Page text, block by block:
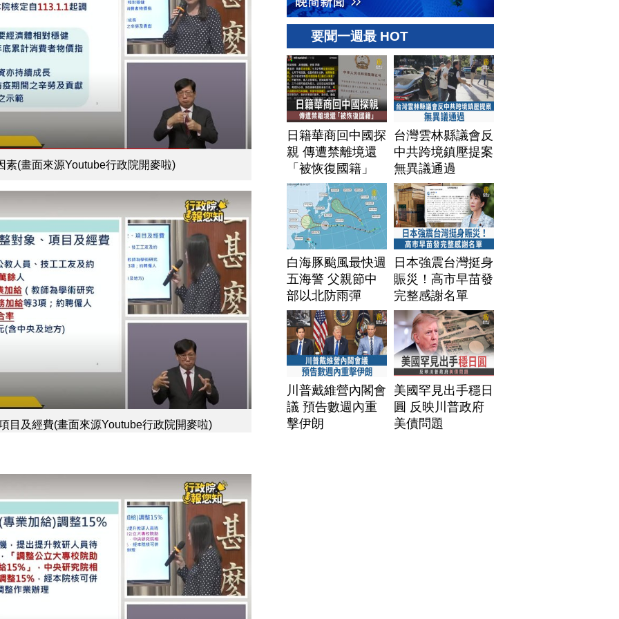
(畫面來源Youtube行政院開麥啦)
目及經費(畫面來源Youtube行政院開麥啦)
要聞一週最 HOT
日籍華商回中國探
親 傳遭禁離境還
「被恢復國籍」
台灣雲林縣議會反
中共跨境鎮壓提案
無異議通過
白海豚颱風最快週
五海警 父親節中
部以北防雨彈
日本強震台灣挺身
賑災！高市早苗發
完整感謝名單
川普戴維營內閣會
議 預告數週內重
擊伊朗
美國罕見出手穩日
圓 反映川普政府
美債問題